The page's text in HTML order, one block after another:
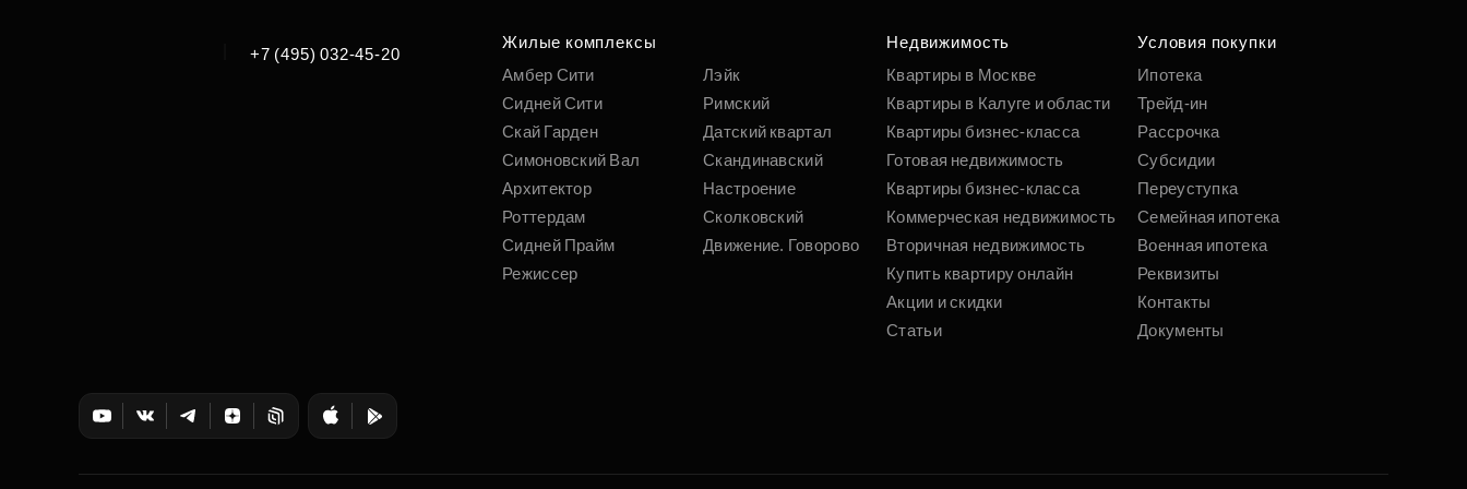
вам параметрам
Подобрать
+7 (495) 032-45-20
Жилые комплексы
Амбер Сити
Сидней Сити
Скай Гарден
Симоновский Вал
Архитектор
Роттердам
Сидней Прайм
Режиссер
Лэйк
Римский
Датский квартал
Скандинавский
Настроение
Сколковский
Движение. Говорово
Недвижимость
Квартиры в Москве
Квартиры в Калуге и области
Квартиры бизнес-класса
Готовая недвижимость
Квартиры бизнес-класса
Коммерческая недвижимость
Вторичная недвижимость
Купить квартиру онлайн
Акции и скидки
Статьи
Условия покупки
Ипотека
Трейд-ин
Рассрочка
Субсидии
Переуступка
Семейная ипотека
Военная ипотека
Реквизиты
Контакты
Документы